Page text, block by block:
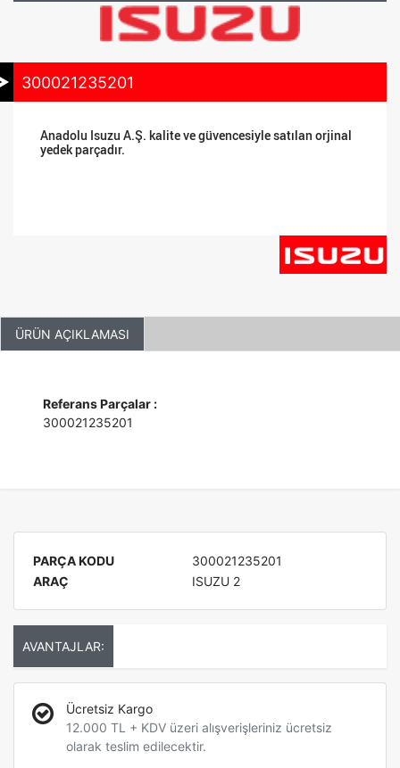
300021235201
Anadolu Isuzu A.Ş. kalite ve güvencesiyle satılan orjinal
yedek parçadır.
ÜRÜN AÇIKLAMASI
Referans Parçalar :
300021235201
PARÇA KODU
300021235201
ARAÇ
ISUZU 2
AVANTAJLAR:
Ücretsiz Kargo
12.000 TL + KDV üzeri alışverişleriniz ücretsiz
olarak teslim edilecektir.